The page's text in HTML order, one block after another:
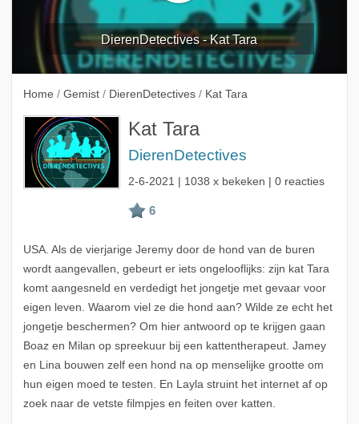
DierenDetectives - Kat Tara
Home / Gemist / DierenDetectives / Kat Tara
Kat Tara
DierenDetectives
2-6-2021 | 1038 x bekeken | 0 reacties
USA. Als de vierjarige Jeremy door de hond van de buren
wordt aangevallen, gebeurt er iets ongelooflijks: zijn kat Tara
komt aangesneld en verdedigt het jongetje met gevaar voor
eigen leven. Waarom viel ze die hond aan? Wilde ze echt het
jongetje beschermen? Om hier antwoord op te krijgen gaan
Boaz en Milan op spreekuur bij een kattentherapeut. Jamey
en Lina bouwen zelf een hond na op menselijke grootte om
hun eigen moed te testen. En Layla struint het internet af op
zoek naar de vetste filmpjes en feiten over katten.